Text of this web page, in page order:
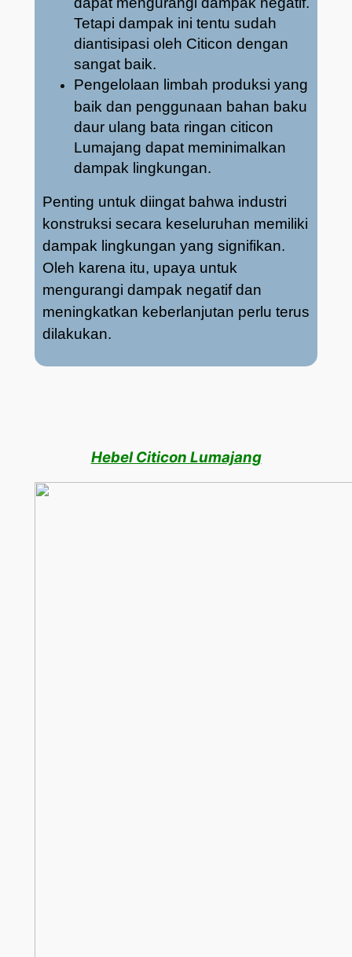
Tetapi dampak ini tentu sudah
diantisipasi oleh Citicon dengan
sangat baik.
Pengelolaan limbah produksi yang
baik dan penggunaan bahan baku
daur ulang bata ringan citicon
Lumajang dapat meminimalkan
dampak lingkungan.
Penting untuk diingat bahwa industri
konstruksi secara keseluruhan memiliki
dampak lingkungan yang signifikan.
Oleh karena itu, upaya untuk
mengurangi dampak negatif dan
meningkatkan keberlanjutan perlu terus
dilakukan.
Hebel Citicon Lumajang